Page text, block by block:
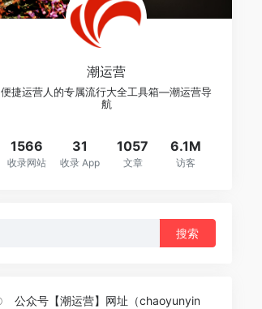
潮运营
便捷运营人的专属流行大全工具箱—潮运营导
航
1566
收录网站
31
收录 App
1057
文章
6.1M
访客
公众号【潮运营】网址（chaoyunyin